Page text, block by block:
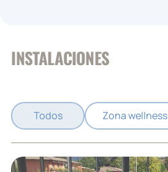
INSTALACIONES
Todos Zona wellness